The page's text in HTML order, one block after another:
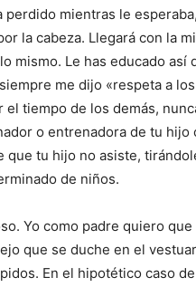
mientras le
la cabeza. Llegará con la
mismo. Le has educado así
me dijo «respeta a
el tiempo de los demás,
o entrenadora de tu hijo
que tu hijo no asiste,
de niños.
Yo como padre quiero
que se duche en el
En el hipotético caso